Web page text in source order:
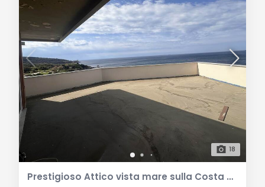
18
Prestigioso Attico vista mare sulla Costa di Calafuria - Livorno